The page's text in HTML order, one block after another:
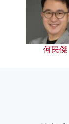
何民傑